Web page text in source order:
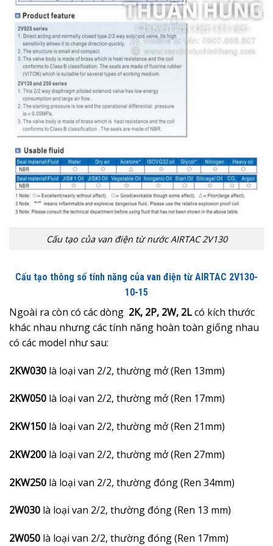
Cấu tạo của van điện từ nước AIRTAC 2V130
Cấu tạo thông số tính năng của van điện từ AIRTAC 2V130-
10-15
Ngoài ra còn có các dòng 2K, 2P, 2W, 2Lcó kích thước
khác nhau nhưng các tính năng hoàn toàn giống nhau
có các model như sau:
2KW030 là loại van 2/2, thường mở (Ren 13mm)
2KW050 là loại van 2/2, thường mở (Ren 17mm)
2KW150 là loại van 2/2, thường mở (Ren 21mm)
2KW200 là loại van 2/2, thường mở (Ren 27mm)
2KW250 là loại van 2/2, thường đóng (Ren 34mm)
2W030 là loại van 2/2, thường đóng (Ren 13 mm)
2W050 là loại van 2/2, thường đóng (Ren 17mm)